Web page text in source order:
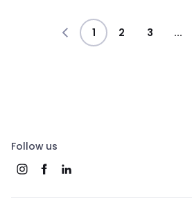
1 2 3 ...
Follow us